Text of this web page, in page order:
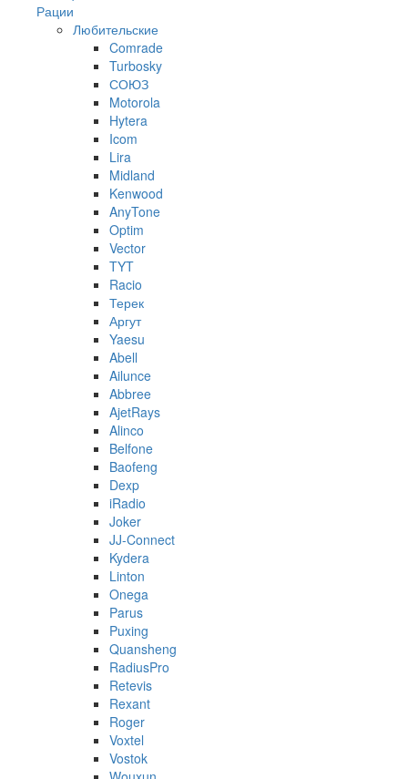
Рации
Любительские
Comrade
Turbosky
СОЮЗ
Motorola
Hytera
Icom
Lira
Midland
Kenwood
AnyTone
Optim
Vector
TYT
Racio
Терек
Аргут
Yaesu
Abell
Ailunce
Abbree
AjetRays
Alinco
Belfone
Baofeng
Dexp
iRadio
Joker
JJ-Connect
Kydera
Linton
Onega
Parus
Puxing
Quansheng
RadiusPro
Retevis
Rexant
Roger
Voxtel
Vostok